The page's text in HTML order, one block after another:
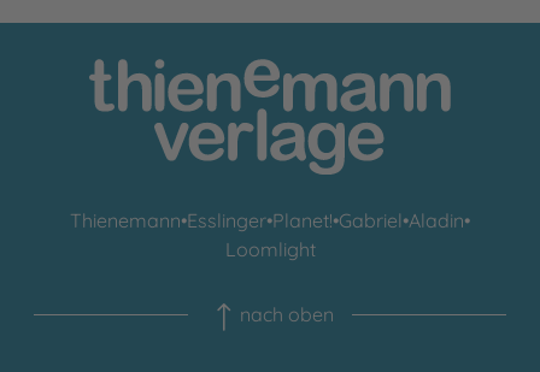
Thienemann•Esslinger•Planet!•Gabriel•Aladin•
Loomlight
nach oben